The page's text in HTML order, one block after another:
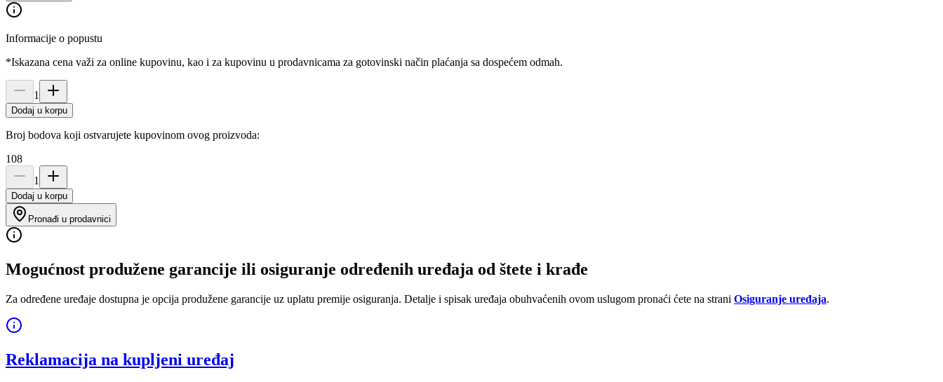
Informacije o popustu
*Iskazana cena važi za online kupovinu, kao i za kupovinu u prodavnicama za gotovinski način plaćanja sa dospećem odmah.
1
Dodaj u korpu
Broj bodova koji ostvarujete kupovinom ovog proizvoda:
108
1
Dodaj u korpu
Pronađi u prodavnici
Mogućnost produžene garancije ili osiguranje određenih uređaja od štete i krađe
Za određene uređaje dostupna je opcija produžene garancije uz uplatu premije osiguranja. Detalje i spisak uređaja obuhvaćenih ovom uslugom pronaći ćete na strani Osiguranje uređaja.
Reklamacija na kupljeni uređaj